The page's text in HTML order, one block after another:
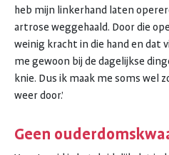
heb mijn linkerhand laten
artrose weggehaald. Door die
weinig kracht in die hand en dat
me gewoon bij de dagelijkse
knie. Dus ik maak me soms wel
weer door.’
Geen